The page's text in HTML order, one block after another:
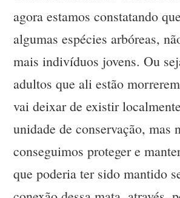
agora estamos constatando
algumas espécies arbóreas,
mais indivíduos jovens. Ou
adultos que ali estão
vai deixar de existir
unidade de conservação, mas
conseguimos proteger e
que poderia ter sido mantido